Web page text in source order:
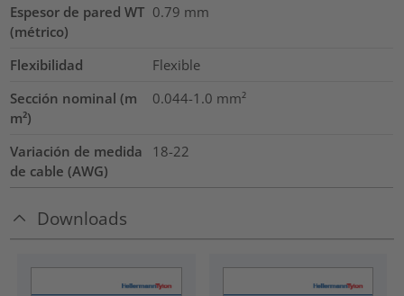
Espesor de pared WT
(métrico)
0.79 mm
Flexibilidad
Flexible
Sección nominal (m
m²)
0.044-1.0 mm²
Variación de medida
de cable (AWG)
18-22
Downloads